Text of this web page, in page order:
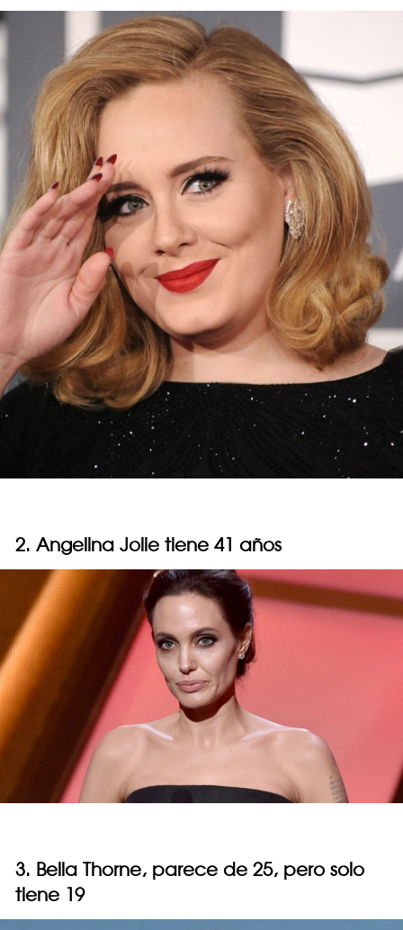
2. Angelina Jolie tiene 41 años
3. Bella Thorne, parece de 25, pero solo
tiene 19